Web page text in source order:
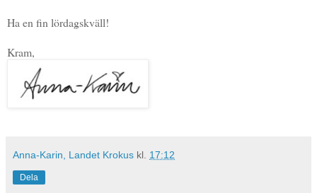
Ha en fin lördagskväll!
Kram,
Anna-Karin, Landet Krokus kl. 17:12
Dela